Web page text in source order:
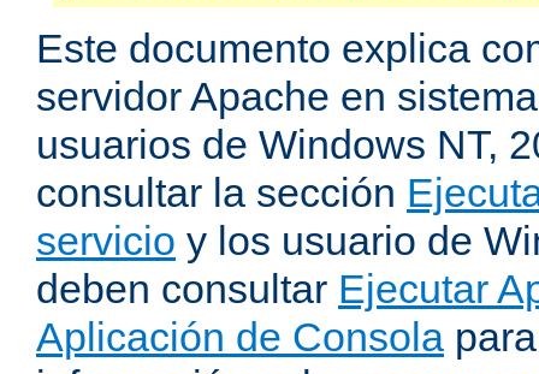
Este documento explica
servidor Apache en
usuarios de Windows NT,
consultar la sección
servicio y los usuario de
deben consultar Ejecutar
Aplicación de Consola